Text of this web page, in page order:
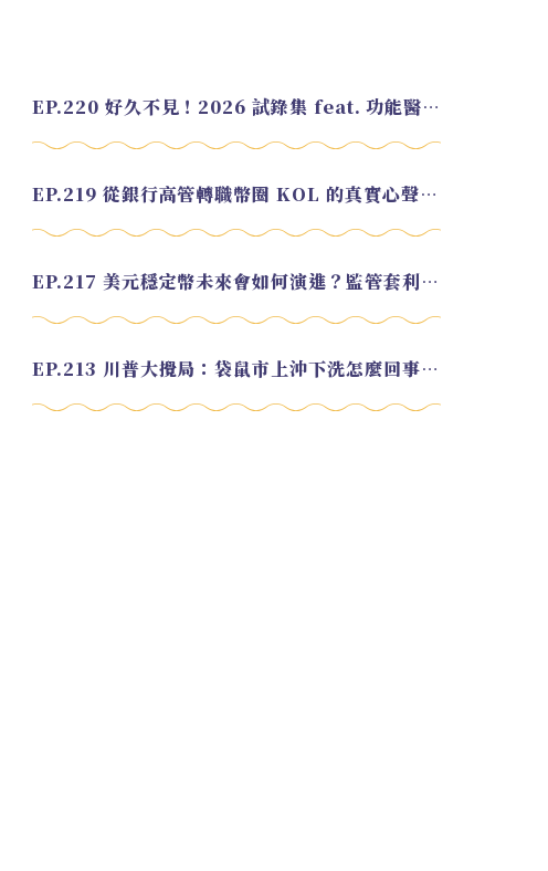
EP.220 好久不見！2026 試錄集 feat. 功能醫學營養師 美寶
EP.219 從銀行高管轉職幣圈 KOL 的真實心聲 feat.龜大
EP.217 美元穩定幣未來會如何演進？監管套利終將收斂？feat. 研究員 余哲安
EP.213 川普大攪局：袋鼠市上沖下洗怎麼回事？feat. Alvin